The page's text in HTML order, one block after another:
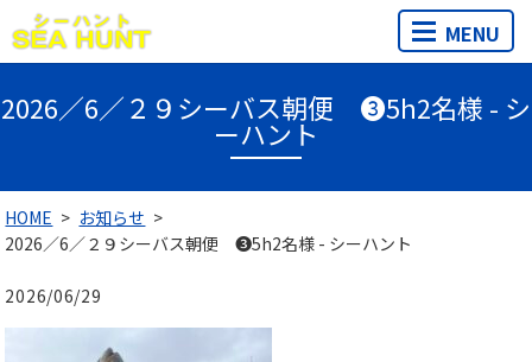
MENU
2026／6／２９シーバス朝便 ❸5h2名様 - シ
ーハント
HOME
お知らせ
2026／6／２９シーバス朝便 ❸5h2名様 - シーハント
2026/06/29